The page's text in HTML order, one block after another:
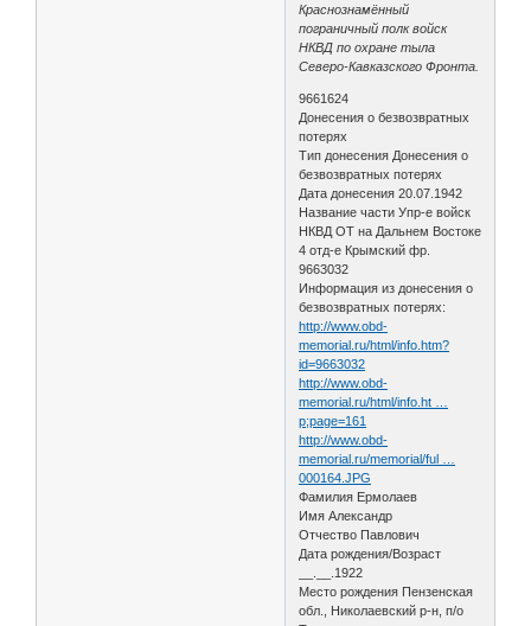
Краснознамённый
пограничный полк войск
НКВД по охране тыла
Северо-Кавказского Фронта.
9661624
Донесения о безвозвратных
потерях
Тип донесения Донесения о
безвозвратных потерях
Дата донесения 20.07.1942
Название части Упр-е войск
НКВД ОТ на Дальнем Востоке
4 отд-е Крымский фр.
9663032
Информация из донесения о
безвозвратных потерях:
http://www.obd-
memorial.ru/html/info.htm?
id=9663032
http://www.obd-
memorial.ru/html/info.ht …
p;page=161
http://www.obd-
memorial.ru/memorial/ful …
000164.JPG
Фамилия Ермолаев
Имя Александр
Отчество Павлович
Дата рождения/Возраст
__.__.1922
Место рождения Пензенская
обл., Николаевский р-н, п/о